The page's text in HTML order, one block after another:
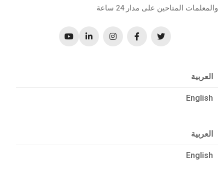
والمعلمات المتاحين على مدار 24 ساعة
العربية
English
العربية
English